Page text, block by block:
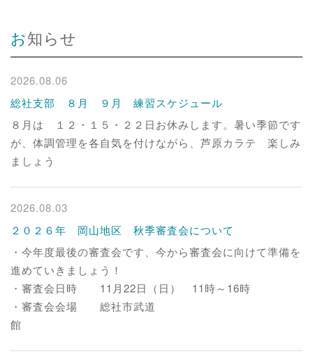
お知らせ
2026.08.06
総社支部 ８月 ９月 練習スケジュール
８月は １２・１５・２２日お休みします。暑い季節です
が、体調管理を各自気を付けながら、芦原カラテ 楽しみ
ましょう
2026.08.03
２０２６年 岡山地区 秋季審査会について
・今年度最後の審査会です、今から審査会に向けて準備を
進めていきましょう！
・審査会日時 11月22日（日） 11時～16時
・審査会会場 総社市武道
館